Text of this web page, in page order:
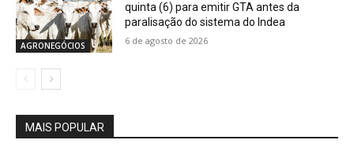
AGRONEGÓCIOS
quinta (6) para emitir GTA antes da
paralisação do sistema do Indea
6 de agosto de 2026
MAIS POPULAR